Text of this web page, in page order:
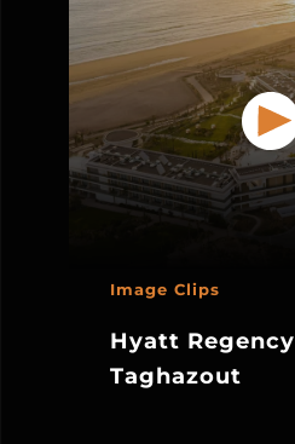
Image Clips
Hyatt Regency
Taghazout